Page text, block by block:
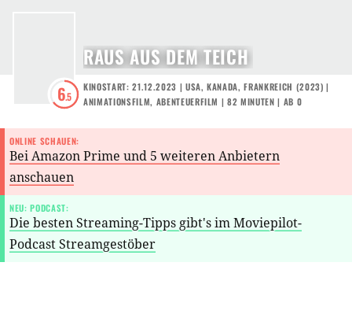
6.5
RAUS AUS DEM TEICH
KINOSTART: 21.12.2023 | USA,KANADA,FRANKREICH (2023) |
ANIMATIONSFILM, ABENTEUERFILM | 82 MINUTEN | AB 0
ONLINE SCHAUEN:
Bei Amazon Prime und 5 weiteren Anbietern
anschauen
NEU: PODCAST:
Die besten Streaming-Tipps gibt's im Moviepilot-
Podcast Streamgestöber